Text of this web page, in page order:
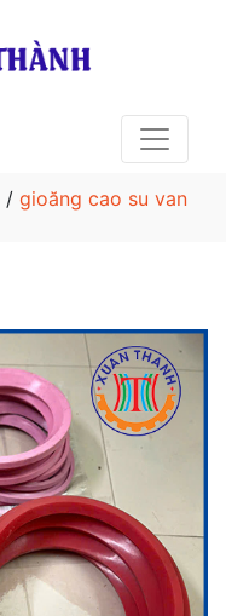
/ gioăng cao su van